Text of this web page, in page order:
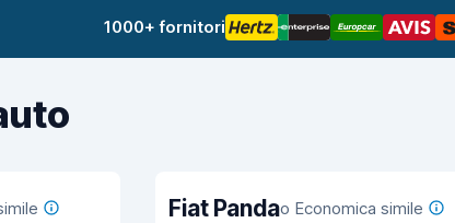
1000+ fornitori
Fiat Pandao Economica simile